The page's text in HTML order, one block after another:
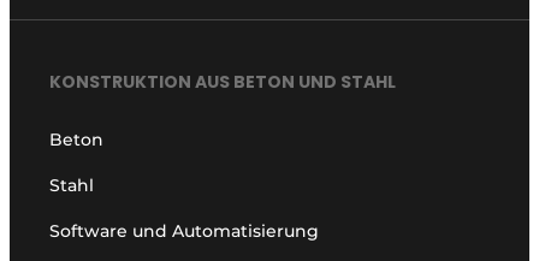
KONSTRUKTION AUS BETON UND STAHL
Beton
Stahl
Software und Automatisierung